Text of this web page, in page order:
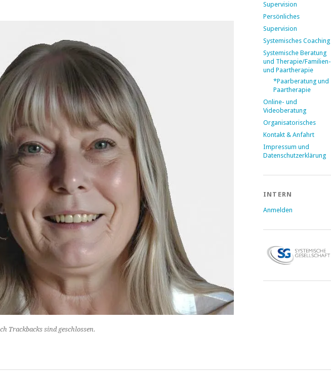
Trackbacks sind geschlossen.
Supervision
Persönliches
Supervision
Systemisches Coaching
Systemische Beratung
und Therapie/Familien-
und Paartherapie
*Paarberatung und
Paartherapie
Online- und
Videoberatung
Organisatorisches
Kontakt & Anfahrt
Impressum und
Datenschutzerklärung
INTERN
Anmelden